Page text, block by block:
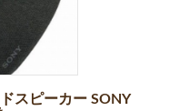
スピーカー SONY